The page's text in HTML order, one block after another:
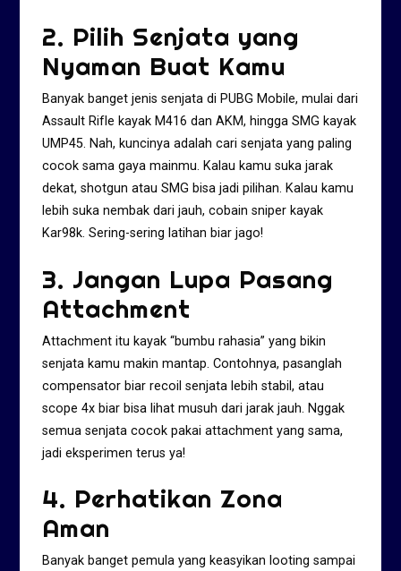
2. Pilih Senjata yang
Nyaman Buat Kamu
Banyak banget jenis senjata di PUBG Mobile, mulai dari
Assault Rifle kayak M416 dan AKM, hingga SMG kayak
UMP45. Nah, kuncinya adalah cari senjata yang paling
cocok sama gaya mainmu. Kalau kamu suka jarak
dekat, shotgun atau SMG bisa jadi pilihan. Kalau kamu
lebih suka nembak dari jauh, cobain sniper kayak
Kar98k. Sering-sering latihan biar jago!
3. Jangan Lupa Pasang
Attachment
Attachment itu kayak “bumbu rahasia” yang bikin
senjata kamu makin mantap. Contohnya, pasanglah
compensator biar recoil senjata lebih stabil, atau
scope 4x biar bisa lihat musuh dari jarak jauh. Nggak
semua senjata cocok pakai attachment yang sama,
jadi eksperimen terus ya!
4. Perhatikan Zona
Aman
Banyak banget pemula yang keasyikan looting sampai